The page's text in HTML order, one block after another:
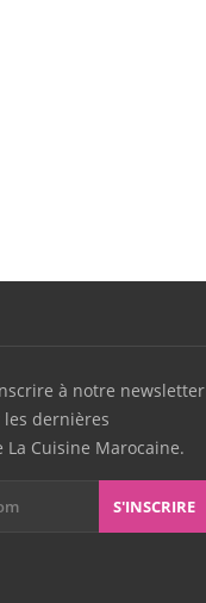
à notre newsletter
dernières
Cuisine Marocaine.
S'INSCRIRE